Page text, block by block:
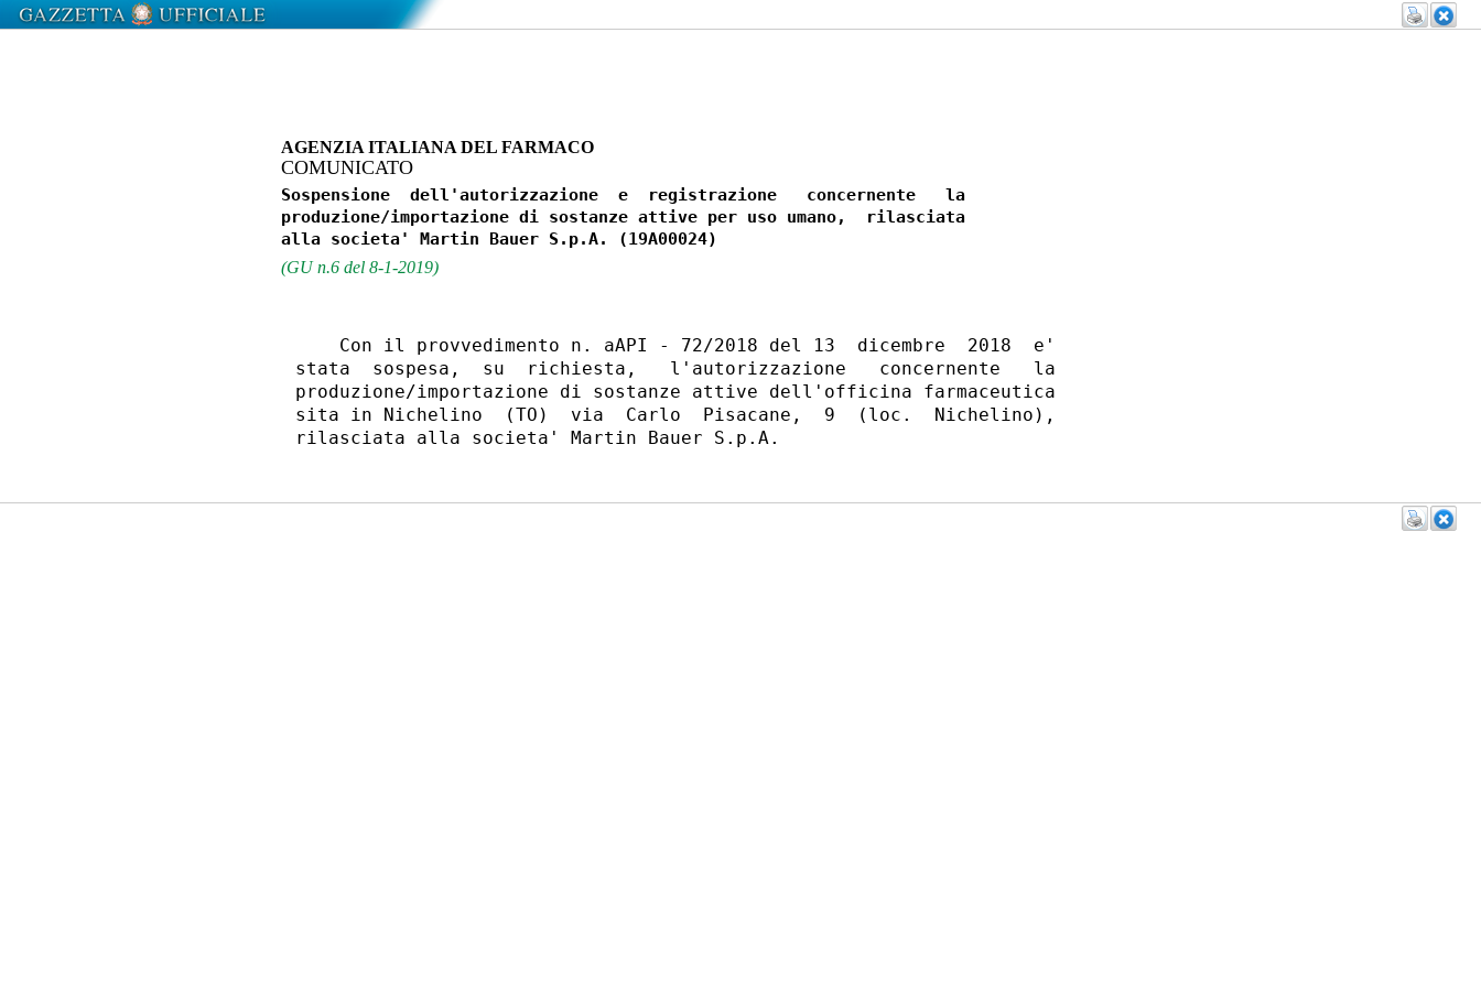
AGENZIA ITALIANA DEL FARMACO
COMUNICATO
Sospensione  dell'autorizzazione  e  registrazione   concernente   la
produzione/importazione di sostanze attive per uso umano,  rilasciata
(GU n.6 del 8-1-2019)
    Con il provvedimento n. aAPI - 72/2018 del 13  dicembre  2018  e'
stata  sospesa,  su  richiesta,   l'autorizzazione   concernente   la
produzione/importazione di sostanze attive dell'officina farmaceutica
sita in Nichelino  (TO)  via  Carlo  Pisacane,  9  (loc.  Nichelino),